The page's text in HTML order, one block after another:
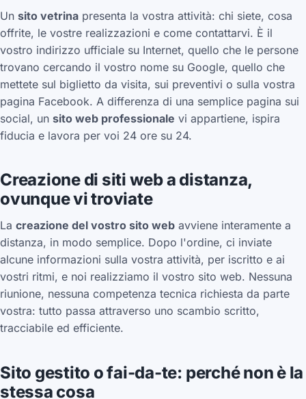
Un sito vetrina presenta la vostra attività: chi siete, cosa
offrite, le vostre realizzazioni e come contattarvi. È il
vostro indirizzo ufficiale su Internet, quello che le persone
trovano cercando il vostro nome su Google, quello che
mettete sul biglietto da visita, sui preventivi o sulla vostra
pagina Facebook. A differenza di una semplice pagina sui
social, un sito web professionale vi appartiene, ispira
fiducia e lavora per voi 24 ore su 24.
Creazione di siti web a distanza,
ovunque vi troviate
La creazione del vostro sito web avviene interamente a
distanza, in modo semplice. Dopo l'ordine, ci inviate
alcune informazioni sulla vostra attività, per iscritto e ai
vostri ritmi, e noi realizziamo il vostro sito web. Nessuna
riunione, nessuna competenza tecnica richiesta da parte
vostra: tutto passa attraverso uno scambio scritto,
tracciabile ed efficiente.
Sito gestito o fai-da-te: perché non è la
stessa cosa